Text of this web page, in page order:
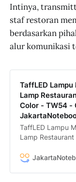
Intinya,
staf restoran
berdasarkan
alur komunikasi
TaffLED
Lamp
Color - TW54 -
TaffLED Lampu
Lamp Restaurant
dengan mudah